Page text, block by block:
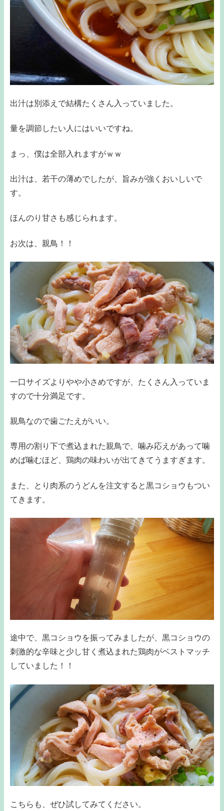
出汁は別添えで結構たくさん入っていました。
量を調節したい人にはいいですね。
まっ、僕は全部入れますがｗｗ
出汁は、若干の薄めでしたが、旨みが強くおいしいで
す。
ほんのり甘さも感じられます。
お次は、親鳥！！
一口サイズよりやや小さめですが、たくさん入っていま
すので十分満足です。
親鳥なので歯ごたえがいい。
専用の割り下で煮込まれた親鳥で、噛み応えがあって噛
めば噛むほど、鶏肉の味わいが出てきてうますぎます。
また、とり肉系のうどんを注文すると黒コショウもつい
てきます。
途中で、黒コショウを振ってみましたが、黒コショウの
刺激的な辛味と少し甘く煮込まれた鶏肉がベストマッチ
していました！！
こちらも、ぜひ試してみてください。